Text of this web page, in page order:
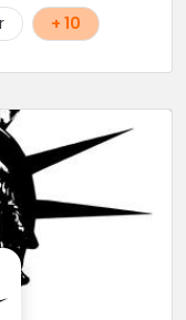
+ 10